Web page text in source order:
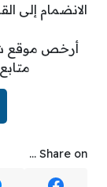
الانضمام إلى
متابع بسعر
Share on ...